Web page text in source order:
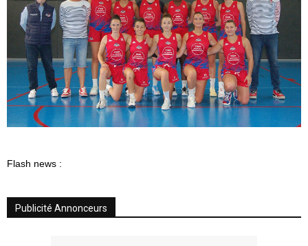
Flash news :
Publicité Annonceurs